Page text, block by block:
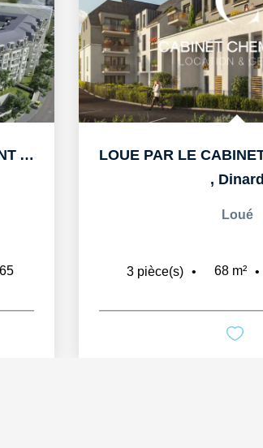
LOUE PAR LE CABINET CHEMINANT A DINARD APPARTEMENT T3 DE...
, Dinard
Loué
3 pièce(s) 68 m²